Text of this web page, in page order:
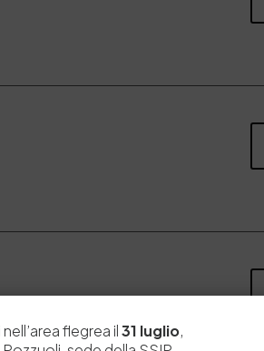
flegrea il31 luglio,